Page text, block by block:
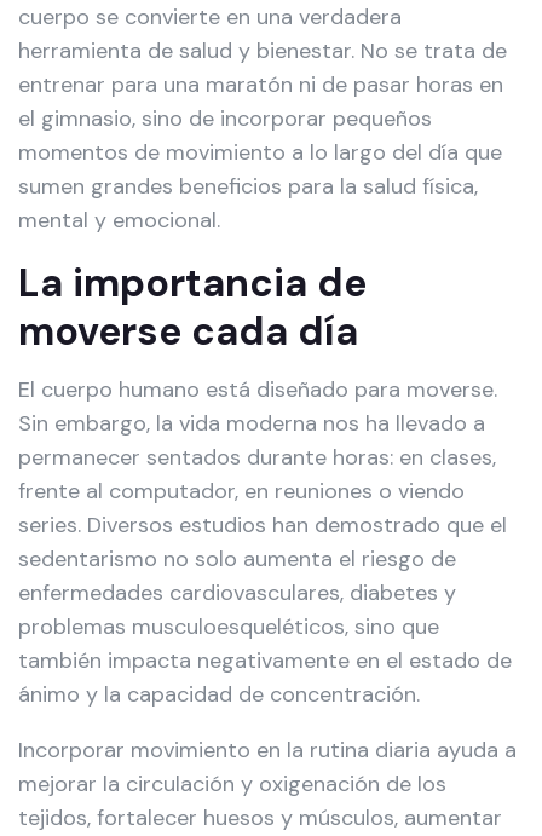
cuerpo se convierte en una verdadera
herramienta de salud y bienestar. No se trata de
entrenar para una maratón ni de pasar horas en
el gimnasio, sino de incorporar pequeños
momentos de movimiento a lo largo del día que
sumen grandes beneficios para la salud física,
mental y emocional.
La importancia de
moverse cada día
El cuerpo humano está diseñado para moverse.
Sin embargo, la vida moderna nos ha llevado a
permanecer sentados durante horas: en clases,
frente al computador, en reuniones o viendo
series. Diversos estudios han demostrado que el
sedentarismo no solo aumenta el riesgo de
enfermedades cardiovasculares, diabetes y
problemas musculoesqueléticos, sino que
también impacta negativamente en el estado de
ánimo y la capacidad de concentración.
Incorporar movimiento en la rutina diaria ayuda a
mejorar la circulación y oxigenación de los
tejidos, fortalecer huesos y músculos, aumentar